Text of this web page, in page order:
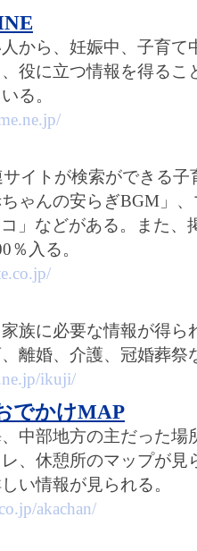
から、妊娠中、子育て
役に立つ情報を得るこ
る。
イトが検索ができる
ゃんの安らぎBGM」
コ」などがある。また
％入る。
族に必要な情報が得ら
離婚、介護、冠婚葬
ikuji/
でかけMAP
中部地方の主だった
、休憩所のマップが
い情報が見られる。
akachan/